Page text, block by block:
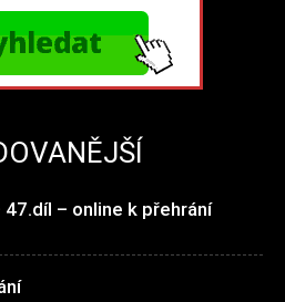
– online k přehrání